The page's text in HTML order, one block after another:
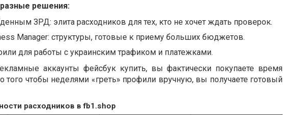
решения:
ЗРД: элита расходников для тех, кто не хочет ждать проверок.
Manager: структуры, готовые к приему больших бюджетов.
для работы с украинским трафиком и платежками.
аккаунты фейсбук купить, вы фактически покупаете время
того чтобы неделями «греть» профили вручную, вы получаете готовый
расходников в fb1.shop